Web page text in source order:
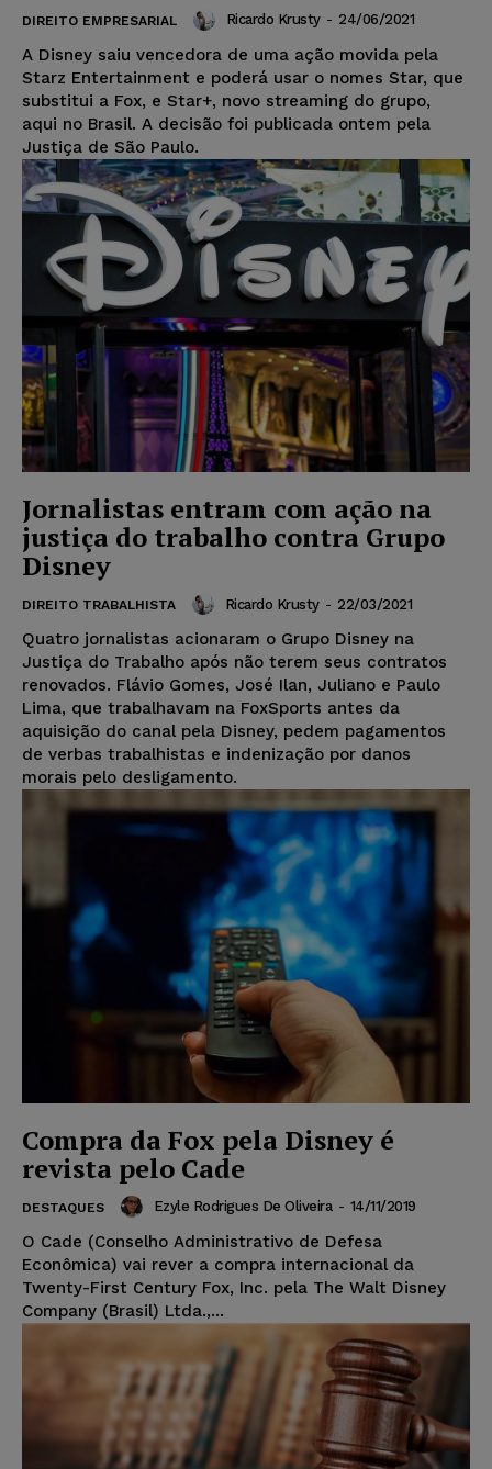
DIREITO EMPRESARIAL Ricardo Krusty - 24/06/2021
A Disney saiu vencedora de uma ação movida pela
Starz Entertainment e poderá usar o nomes Star, que
substitui a Fox, e Star+, novo streaming do grupo,
aqui no Brasil. A decisão foi publicada ontem pela
Justiça de São Paulo.
Jornalistas entram com ação na
justiça do trabalho contra Grupo
Disney
DIREITO TRABALHISTA Ricardo Krusty - 22/03/2021
Quatro jornalistas acionaram o Grupo Disney na
Justiça do Trabalho após não terem seus contratos
renovados. Flávio Gomes, José Ilan, Juliano e Paulo
Lima, que trabalhavam na FoxSports antes da
aquisição do canal pela Disney, pedem pagamentos
de verbas trabalhistas e indenização por danos
morais pelo desligamento.
Compra da Fox pela Disney é
revista pelo Cade
DESTAQUES Ezyle Rodrigues De Oliveira - 14/11/2019
O Cade (Conselho Administrativo de Defesa
Econômica) vai rever a compra internacional da
Twenty-First Century Fox, Inc. pela The Walt Disney
Company (Brasil) Ltda.,...